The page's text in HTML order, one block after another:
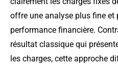
offre une analyse plus fine et
performance financière.
résultat classique qui
les charges, cette approche